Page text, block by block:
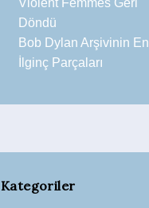
Violent Femmes Geri
Döndü
Bob Dylan Arşivinin En
İlginç Parçaları
Kategoriler